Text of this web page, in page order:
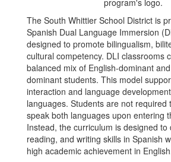
The South Whittier School District is
Spanish Dual Language Immersion
designed to promote bilingualism,
cultural competency. DLI classrooms
balanced mix of English-dominant
dominant students. This model
interaction and language
languages. Students are not required
speak both languages upon entering
Instead, the curriculum is designed to
reading, and writing skills in Spanish
high academic achievement in